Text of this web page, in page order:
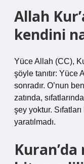
Allah
kendini
Yüce Allah (CC),
şöyle tanıtır: Yüce
sonradır. O’nun
zatında,
şey yoktur.
yaratılmadı.